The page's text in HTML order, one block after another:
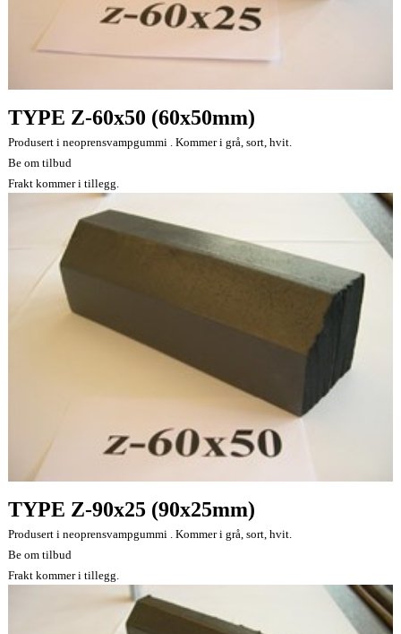
TYPE Z-60x50 (60x50mm)
Produsert i neoprensvampgummi . Kommer i grå, sort, hvit.
Be om tilbud
Frakt kommer i tillegg.
TYPE Z-90x25 (90x25mm)
Produsert i neoprensvampgummi . Kommer i grå, sort, hvit.
Be om tilbud
Frakt kommer i tillegg.